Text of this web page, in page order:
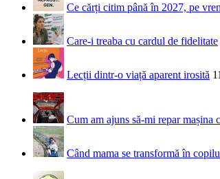
Ce cărți citim până în 2027, pe
Care-i treaba cu cardul de fidelitate
Lecții dintr-o viață aparent irosită
Cum am ajuns să-mi repar mașina
Când mama se transformă în